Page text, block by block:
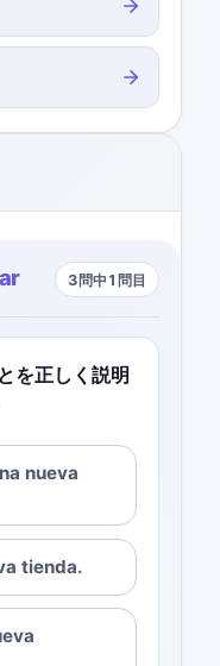
3問中1問目
を正しく説明
nueva
tienda.